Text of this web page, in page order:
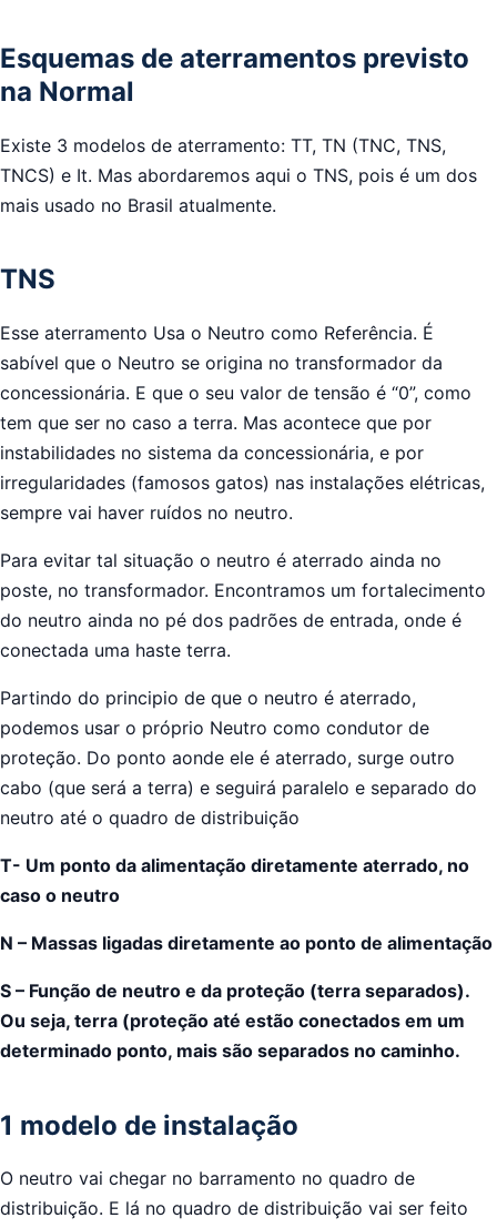
Esquemas de aterramentos previsto
na Normal
Existe 3 modelos de aterramento: TT, TN (TNC, TNS,
TNCS) e It. Mas abordaremos aqui o TNS, pois é um dos
mais usado no Brasil atualmente.
TNS
Esse aterramento Usa o Neutro como Referência. É
sabível que o Neutro se origina no transformador da
concessionária. E que o seu valor de tensão é “0”, como
tem que ser no caso a terra. Mas acontece que por
instabilidades no sistema da concessionária, e por
irregularidades (famosos gatos) nas instalações elétricas,
sempre vai haver ruídos no neutro.
Para evitar tal situação o neutro é aterrado ainda no
poste, no transformador. Encontramos um fortalecimento
do neutro ainda no pé dos padrões de entrada, onde é
conectada uma haste terra.
Partindo do principio de que o neutro é aterrado,
podemos usar o próprio Neutro como condutor de
proteção. Do ponto aonde ele é aterrado, surge outro
cabo (que será a terra) e seguirá paralelo e separado do
neutro até o quadro de distribuição
T- Um ponto da alimentação diretamente aterrado, no
caso o neutro
N – Massas ligadas diretamente ao ponto de alimentação
S – Função de neutro e da proteção (terra separados).
Ou seja, terra (proteção até estão conectados em um
determinado ponto, mais são separados no caminho.
1 modelo de instalação
O neutro vai chegar no barramento no quadro de
distribuição. E lá no quadro de distribuição vai ser feito